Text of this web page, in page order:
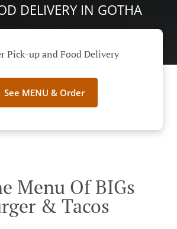
DELIVERY IN GOTHA
Pick-up and Food Delivery
See MENU & Order
Menu Of BIGs
& Tacos